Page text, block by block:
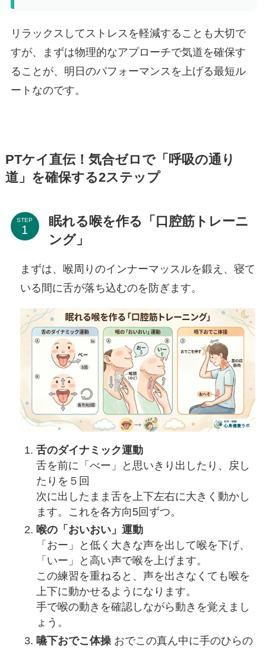
リラックスしてストレスを軽減することも大切で
すが、まずは物理的なアプローチで気道を確保す
ることが、明日のパフォーマンスを上げる最短ル
ートなのです。
PTケイ直伝！気合ゼロで「呼吸の通り
道」を確保する2ステップ
STEP
眠れる喉を作る「口腔筋トレーニ
ング」
まずは、喉周りのインナーマッスルを鍛え、寝て
いる間に舌が落ち込むのを防ぎます。
舌のダイナミック運動
舌を前に「べー」と思いきり出したり、戻し
たりを５回
次に出したまま舌を上下左右に大きく動かし
ます。これを各方向5回ずつ。
喉の「おいおい」運動
「おー」と低く大きな声を出して喉を下げ、
「いー」と高い声で喉を上げます。
この練習を重ねると、声を出さなくても喉を
上下に動かせるようになります。
手で喉の動きを確認しながら動きを覚えまし
ょう。
嚥下おでこ体操おでこの真ん中に手のひらの